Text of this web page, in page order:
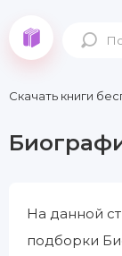
Скачать книги
На данной
подборки